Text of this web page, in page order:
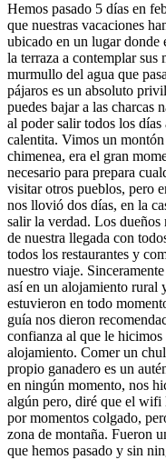
Hemos pasado 5 días en
que nuestras vacaciones
ubicado en un lugar donde
la terraza a contemplar sus
murmullo del agua que
pájaros es un absoluto
puedes bajar a las charcas
al poder salir todos los
calentita. Vimos un
chimenea, era el gran
necesario para prepara
visitar otros pueblos, pero
nos llovió dos días, en la
salir la verdad. Los
de nuestra llegada con
todos los restaurantes y
nuestro viaje.
así en un alojamiento rural
estuvieron en todo
guía nos dieron
confianza al que le
alojamiento. Comer un
propio ganadero es un
en ningún momento, nos
algún pero, diré que el wifi
por momentos colgado,
zona de montaña. Fueron
que hemos pasado y sin